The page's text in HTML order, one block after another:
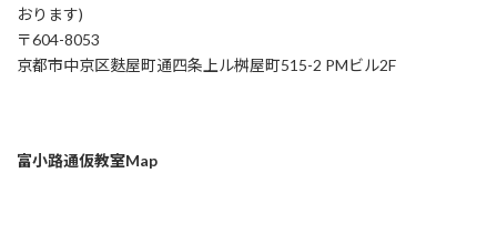
おります)
〒604-8053
京都市中京区麩屋町通四条上ル桝屋町515-2 PMビル2F
富小路通仮教室Map